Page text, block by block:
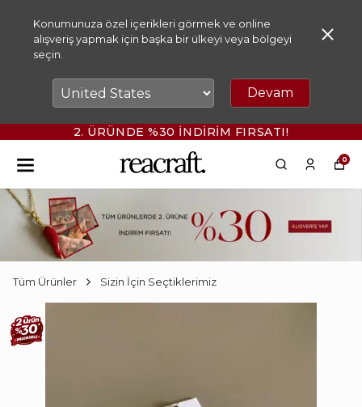
Konumunuza özel içerikleri görmek ve online
alışveriş yapmak için başka bir ülkeyi veya bölgeyi
seçin.
Devam
2. ÜRÜNDE %30 İNDİRİM FIRSATI!
0
Tüm Ürünler Sizin İçin Seçtiklerimiz